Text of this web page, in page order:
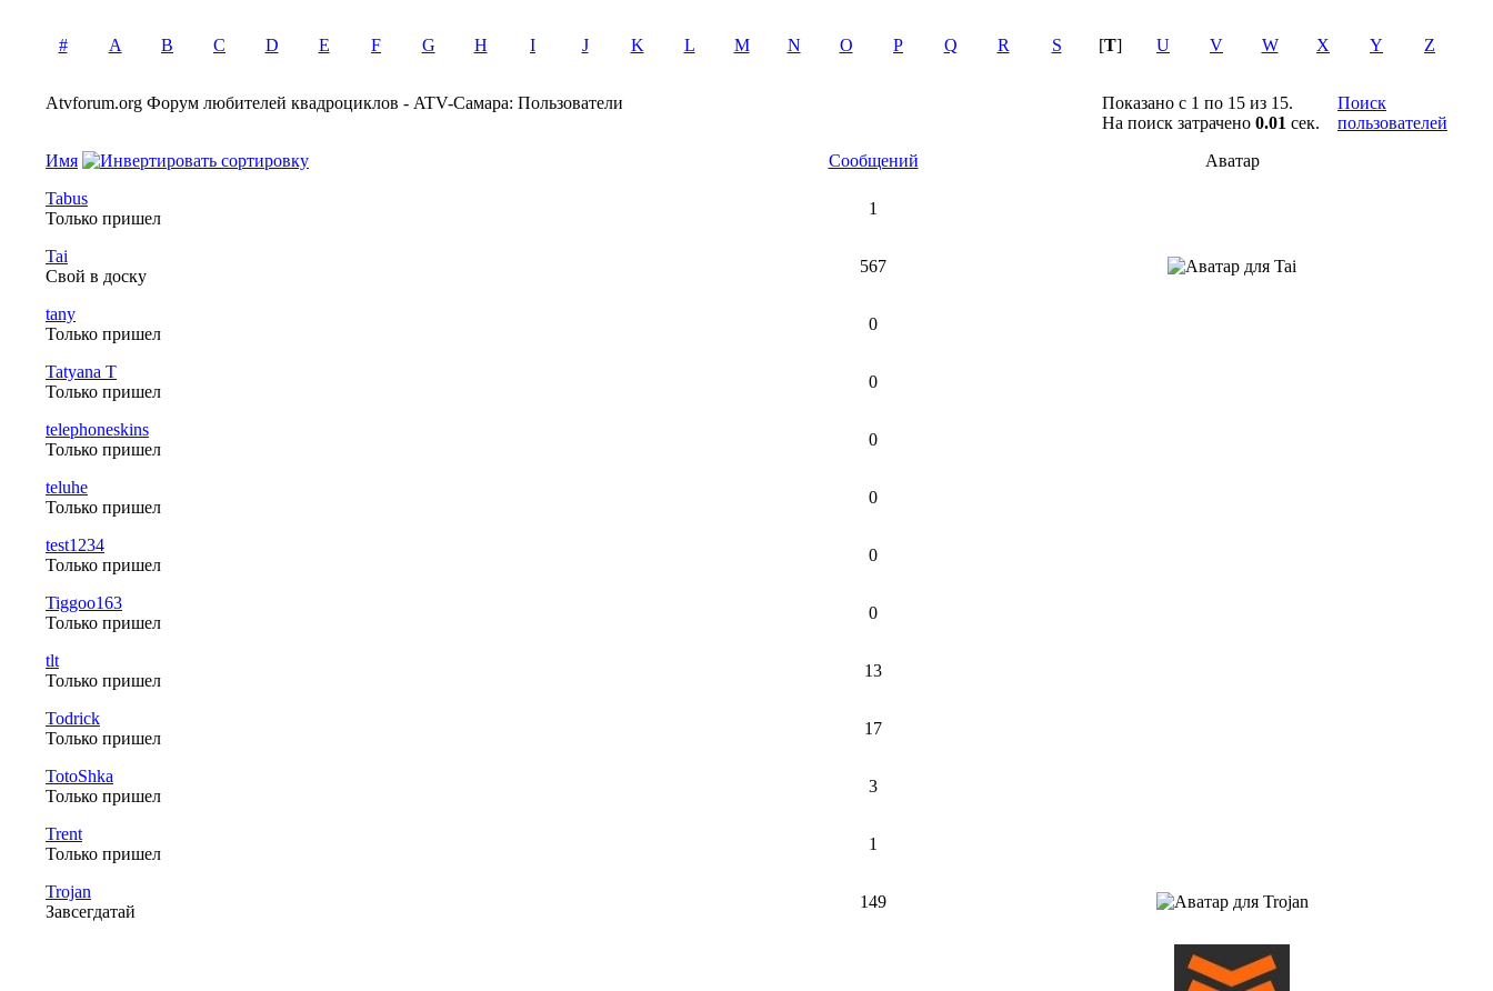
# A B C D E F G H I J K L M N O P Q R S [T] U V W X Y Z
Показано с 1 по 15 из 15.
На поиск затрачено 0.01 сек.
Atvforum.org Форум любителей квадроциклов - ATV-Самара: Пользователи
Поиск
пользователей
Имя
Сообщений
Аватар
Tabus
Только пришел
1
Tai
Свой в доску
567
tany
Только пришел
0
Tatyana Т
Только пришел
0
telephoneskins
Только пришел
0
teluhe
Только пришел
0
test1234
Только пришел
0
Tiggoo163
Только пришел
0
tlt
Только пришел
13
Todrick
Только пришел
17
TotoShka
Только пришел
3
Trent
Только пришел
1
Trojan
Завсегдатай
149